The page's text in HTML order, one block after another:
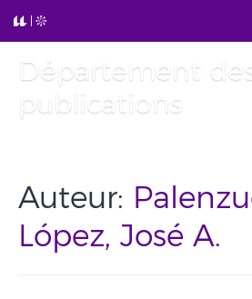
Département
publications
Auteur:
López, José A.